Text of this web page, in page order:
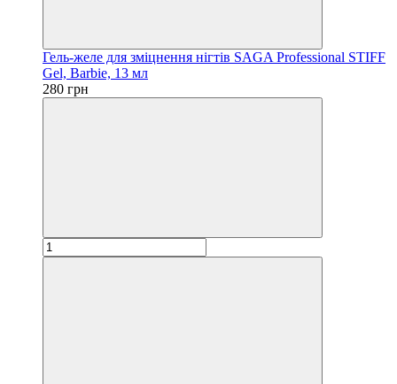
Гель-желе для зміцнення нігтів SAGA Professional STIFF
Gel, Barbie, 13 мл
280 грн